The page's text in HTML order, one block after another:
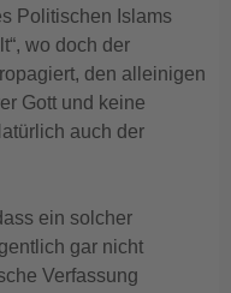
Politischen Islams
wo doch der
den alleinigen
Gott und keine
auch der
ein solcher
gar nicht
Verfassung